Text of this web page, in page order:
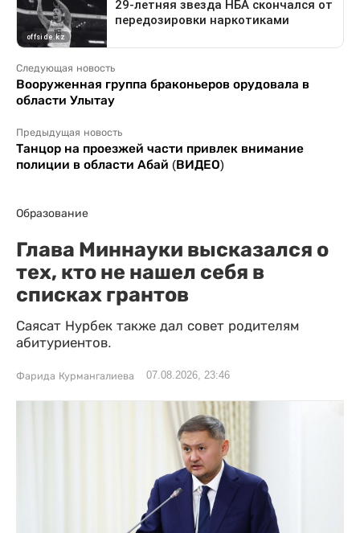
Следующая новость
Вооруженная группа браконьеров орудовала в
области Улытау
Предыдущая новость
Танцор на проезжей части привлек внимание
полиции в области Абай (ВИДЕО)
Образование
Глава Миннауки высказался о
тех, кто не нашел себя в
списках грантов
Саясат Нурбек также дал совет родителям
абитуриентов.
Фарида Курмангалиева 07.08.2026, 23:46